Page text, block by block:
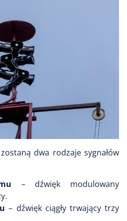
dwa rodzaje sygnałów
– dźwięk modulowany
– dźwięk ciągły trwający trzy